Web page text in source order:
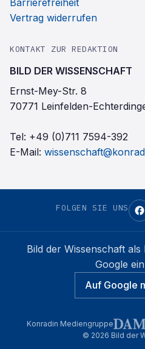
Barrierefreiheit
Vertrag widerrufen
KONTAKT ZUR REDAKTION
BILD DER WISSENSCHAFT
Ernst-Mey-Str. 8
70771 Leinfelden-
Tel: +49 (0)711 7594-392
E-Mail:
FOLGEN SIE UNS
Bild der Wissenschaft als
Google
Auf Google
Konradin Mediengruppe
© 2026 Bild der